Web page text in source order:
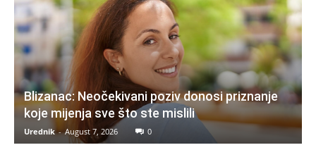
Blizanac: Neočekivani poziv donosi priznanje
koje mijenja sve što ste mislili
Urednik - August 7, 2026 0